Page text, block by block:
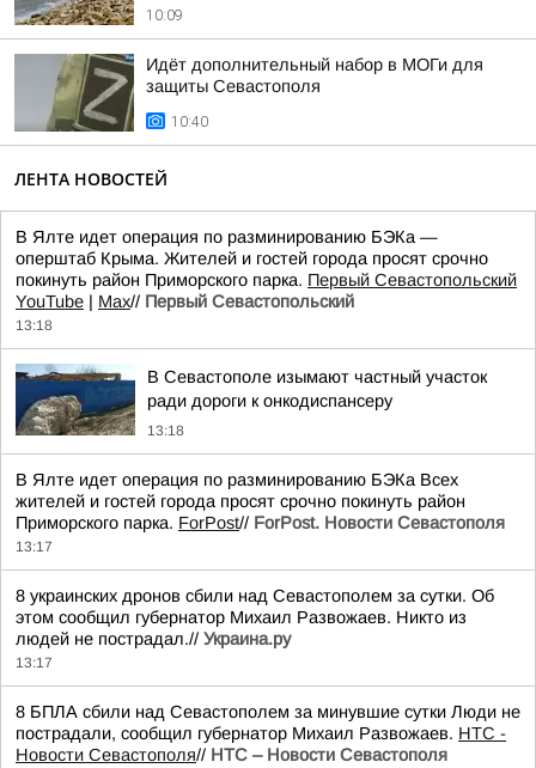
10:09
Идёт дополнительный набор в МОГи для
защиты Севастополя
10:40
ЛЕНТА НОВОСТЕЙ
В Ялте идет операция по разминированию БЭКа —
оперштаб Крыма. Жителей и гостей города просят срочно
покинуть район Приморского парка. Первый Севастопольский
YouTube | Max// Первый Севастопольский
13:18
В Севастополе изымают частный участок
ради дороги к онкодиспансеру
13:18
В Ялте идет операция по разминированию БЭКа Всех
жителей и гостей города просят срочно покинуть район
Приморского парка. ForPost// ForPost. Новости Севастополя
13:17
8 украинских дронов сбили над Севастополем за сутки. Об
этом сообщил губернатор Михаил Развожаев. Никто из
людей не пострадал.// Украина.ру
13:17
8 БПЛА сбили над Севастополем за минувшие сутки Люди не
пострадали, сообщил губернатор Михаил Развожаев. НТС -
Новости Севастополя// НТС – Новости Севастополя